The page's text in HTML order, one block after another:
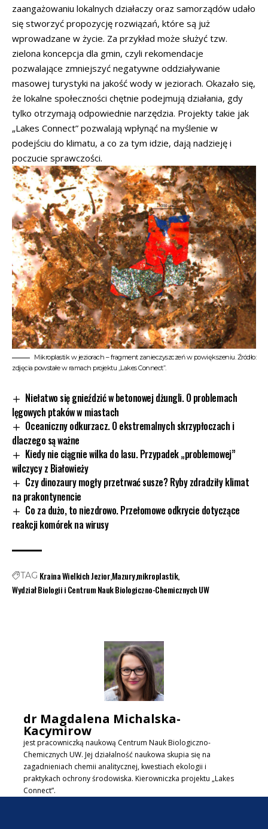
zaangażowaniu lokalnych działaczy oraz samorządów udało
się stworzyć propozycję rozwiązań, które są już
wprowadzane w życie. Za przykład może służyć tzw.
zielona koncepcja dla gmin, czyli rekomendacje
pozwalające zmniejszyć negatywne oddziaływanie
masowej turystyki na jakość wody w jeziorach. Okazało się,
że lokalne społeczności chętnie podejmują działania, gdy
tylko otrzymają odpowiednie narzędzia. Projekty takie jak
„Lakes Connect” pozwalają wpłynąć na myślenie w
podejściu do klimatu, a co za tym idzie, dają nadzieję i
poczucie sprawczości.
Mikroplastik w jeziorach – fragment zanieczyszczeń w powiększeniu. Źródło:
zdjęcia powstałe w ramach projektu „Lakes Connect”.
Niełatwo się gnieździć w betonowej dżungli. O problemach
lęgowych ptaków w miastach
Oceaniczny odkurzacz. O ekstremalnych skrzypłoczach i
dlaczego są ważne
Kiedy nie ciągnie wilka do lasu. Przypadek „problemowej”
wilczycy z Białowieży
Czy dinozaury mogły przetrwać susze? Ryby zdradziły klimat
na prakontynencie
Co za dużo, to niezdrowo. Przełomowe odkrycie dotyczące
reakcji komórek na wirusy
TAG Kraina Wielkich JeziorMazurymikroplastik
Wydział Biologii i Centrum Nauk Biologiczno-Chemicznych UW
dr Magdalena Michalska-
Kacymirow
jest pracowniczką naukową Centrum Nauk Biologiczno-
Chemicznych UW. Jej działalność naukowa skupia się na
zagadnieniach chemii analitycznej, kwestiach ekologii i
praktykach ochrony środowiska. Kierowniczka projektu „Lakes
Connect”.